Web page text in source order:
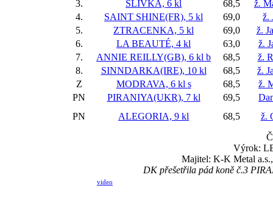
3. SLIVKA, 6 kl 68,5
ž.
4.
SAINT SHINE(FR), 5 kl 69,0
ž.
5.
ZTRACENKA, 5 kl 69,0
ž.
6.
LA BEAUTÉ, 4 kl 63,0
ž.
7.
ANNIE REILLY(GB), 6 kl b 68,5
ž.
8.
SINNDARKA(IRE), 10 kl 68,5
ž.
Z
MODRAVA, 6 kl s 68,5
ž.
PN
PIRANIYA(UKR), 7 kl 69,5
PN
ALEGORIA, 9 kl 68,5
ž.
Výrok:
Majitel: K-K Metal
DK přešetřila pád koně č.3
video